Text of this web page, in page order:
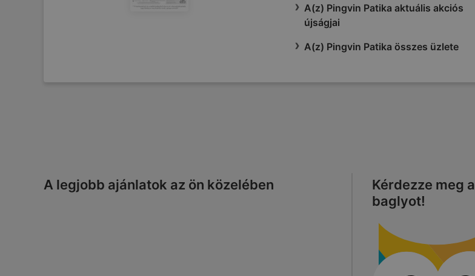
A(z) Pingvin Patika aktuális akciós
újságjai
A(z) Pingvin Patika összes üzlete
A legjobb ajánlatok az ön közelében
Kérdezze meg a
baglyot!